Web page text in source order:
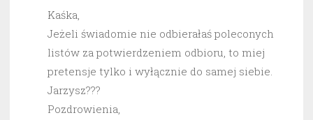
Kaśka,
Jeżeli świadomie nie odbierałaś poleconych
listów za potwierdzeniem odbioru, to miej
pretensje tylko i wyłącznie do samej siebie.
Jarzysz???
Pozdrowienia,